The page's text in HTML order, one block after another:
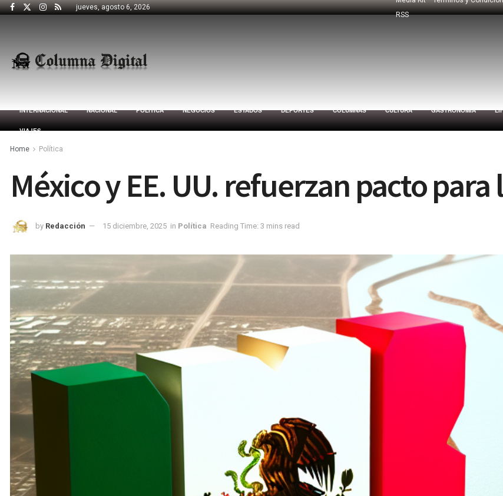
jueves, agosto 6, 2026
RSS
INTERNACIONAL NACIONAL POLÍTICA NEGOCIOS ESTADOS DEPORTES COLUMNAS CULTURA GASTRONOMÍA
VIAJES
Home Política
México y EE. UU. refuerzan pacto
by Redacción 15 diciembre, 2025 in Política Reading Time: 3 mins read